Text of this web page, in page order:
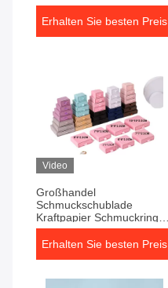
Ohrring-Halsketten-
verpackendes
Erhalten Sie besten Preis
Video
Großhandel
Schmuckschublade
Kraftpapier Schmuckring
Halskette
Aufbewahrungsbox
Erhalten Sie besten Preis